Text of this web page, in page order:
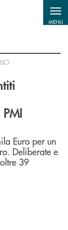
MENU
Euro per un
Deliberate e
39